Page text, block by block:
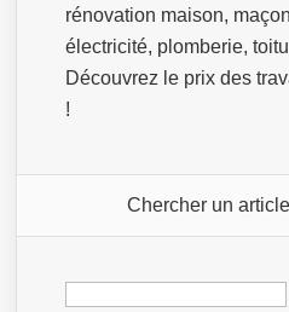
rénovation maison,
électricité, plomberie,
Découvrez le prix des
!
Chercher un
Rechercher :